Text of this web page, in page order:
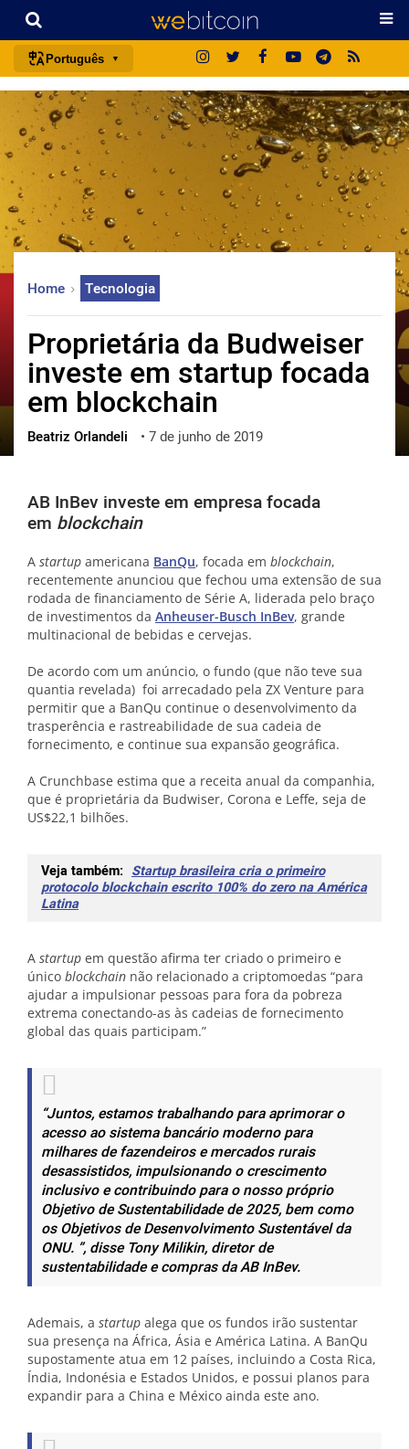
Português
português (BR)
english
español
français
italiano
deutsch
中文
한국어
العربية
ไทย
ქართული
Home Tecnologia
Proprietária da Budweiser
investe em startup focada
em blockchain
Beatriz Orlandeli • 7 de junho de 2019
AB InBev investe em empresa focada
em blockchain
A startup americana BanQu, focada em blockchain,
recentemente anunciou que fechou uma extensão de sua
rodada de financiamento de Série A, liderada pelo braço
de investimentos da Anheuser-Busch InBev, grande
multinacional de bebidas e cervejas.
De acordo com um anúncio, o fundo (que não teve sua
quantia revelada) foi arrecadado pela ZX Venture para
permitir que a BanQu continue o desenvolvimento da
trasperência e rastreabilidade de sua cadeia de
fornecimento, e continue sua expansão geográfica.
A Crunchbase estima que a receita anual da companhia,
que é proprietária da Budwiser, Corona e Leffe, seja de
US$22,1 bilhões.
Veja também: Startup brasileira cria o primeiro
protocolo blockchain escrito 100% do zero na América
Latina
A startup em questão afirma ter criado o primeiro e
único blockchain não relacionado a criptomoedas “para
ajudar a impulsionar pessoas para fora da pobreza
extrema conectando-as às cadeias de fornecimento
global das quais participam.”
“Juntos, estamos trabalhando para aprimorar o
acesso ao sistema bancário moderno para
milhares de fazendeiros e mercados rurais
desassistidos, impulsionando o crescimento
inclusivo e contribuindo para o nosso próprio
Objetivo de Sustentabilidade de 2025, bem como
os Objetivos de Desenvolvimento Sustentável da
ONU. ”, disse Tony Milikin, diretor de
sustentabilidade e compras da AB InBev.
Ademais, a startup alega que os fundos irão sustentar
sua presença na África, Ásia e América Latina. A BanQu
supostamente atua em 12 países, incluindo a Costa Rica,
Índia, Indonésia e Estados Unidos, e possui planos para
expandir para a China e México ainda este ano.